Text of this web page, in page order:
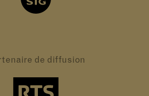
de diffusion